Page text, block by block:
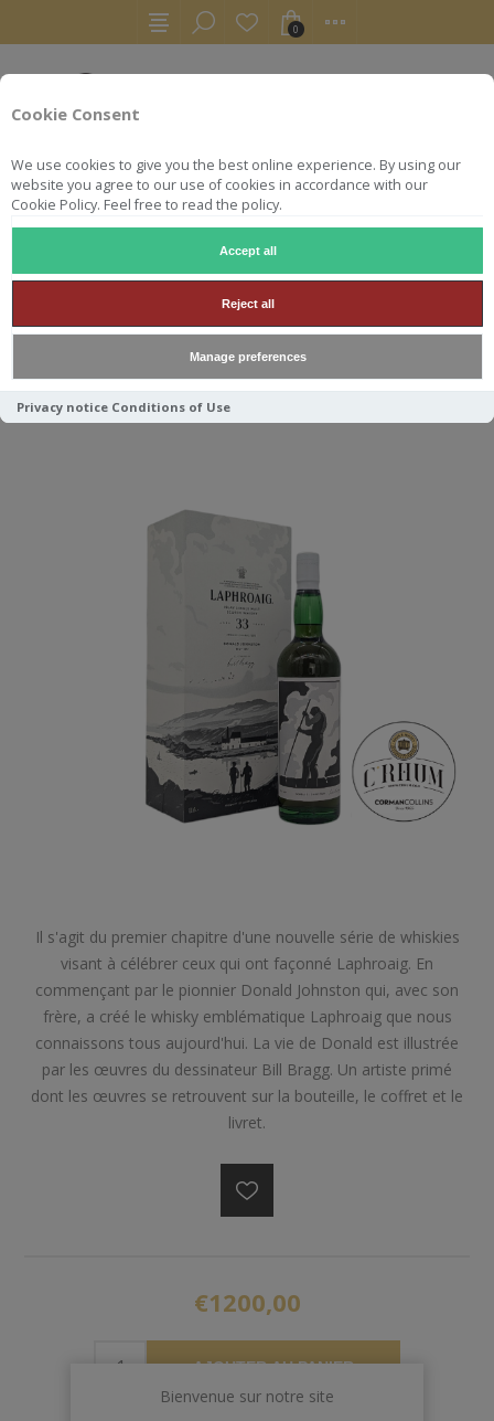
Cookie Consent
We use cookies to give you the best online experience. By using our
website you agree to our use of cookies in accordance with our
Cookie Policy. Feel free to read the policy.
Accept all
Reject all
Manage preferences
Privacy notice Conditions of Use
0
LAPHROAIG 33 STRONG
CHARACTERS 70CL 43.8°
Il s'agit du premier chapitre d'une nouvelle série de whiskies
visant à célébrer ceux qui ont façonné Laphroaig. En
commençant par le pionnier Donald Johnston qui, avec son
frère, a créé le whisky emblématique Laphroaig que nous
connaissons tous aujourd'hui. La vie de Donald est illustrée
par les œuvres du dessinateur Bill Bragg. Un artiste primé
dont les œuvres se retrouvent sur la bouteille, le coffret et le
livret.
€1200,00
AJOUTER AU PANIER
Bienvenue sur notre site